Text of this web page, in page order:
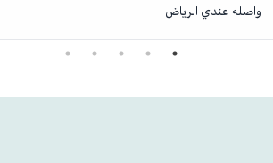
واصله عندي الرياض